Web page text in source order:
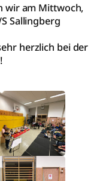
wir am Mittwoch,
Sallingberg
herzlich bei der